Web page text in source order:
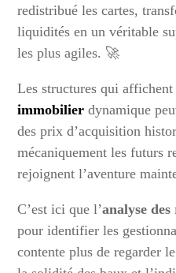
redistribué les cartes,
liquidités en un véritable
les plus agiles. 🚀
Les structures qui
immobilier dynamique
des prix d’acquisition
mécaniquement les futurs
rejoignent l’aventure
C’est ici que l’analyse des
pour identifier les
contente plus de regarder